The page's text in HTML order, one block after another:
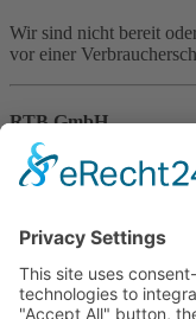
Wir sind nicht bereit
vor einer
RTB GmbH
Baustoffe & Transporte
Ihr Spezialist für den
Navigation
Startseite
Sortiment